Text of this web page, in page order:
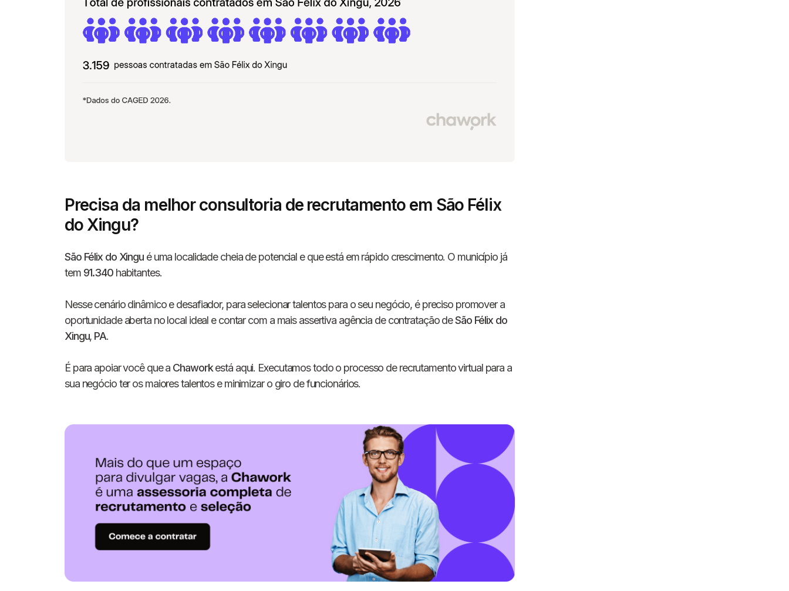
Precisa da melhor consultoria de recrutamento em São Félix
do Xingu?
São Félix do Xingu é uma localidade cheia de potencial e que está em rápido crescimento. O município já
tem 91.340habitantes.
Nesse cenário dinâmico e desafiador, para selecionar talentos para o seu negócio, é preciso promover a
oportunidade aberta no local ideal e contar com a mais assertiva agência de contratação deSão Félix do
Xingu, PA.
É para apoiar você que a Chaworkestá aqui. Executamos todo o processo de recrutamento virtual para a
sua negócio ter os maiores talentos e minimizar o giro de funcionários.